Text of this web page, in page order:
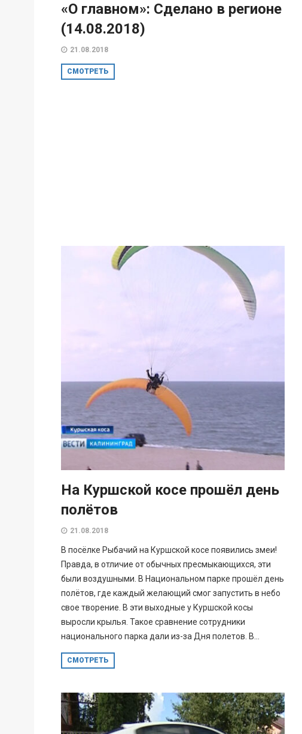
«О главном»: Сделано в регионе
(14.08.2018)
21.08.2018
СМОТРЕТЬ
На Куршской косе прошёл день
полётов
21.08.2018
В посёлке Рыбачий на Куршской косе появились змеи!
Правда, в отличие от обычных пресмыкающихся, эти
были воздушными. В Национальном парке прошёл день
полётов, где каждый желающий смог запустить в небо
свое творение. В эти выходные у Куршской косы
выросли крылья. Такое сравнение сотрудники
национального парка дали из-за Дня полетов. В...
СМОТРЕТЬ